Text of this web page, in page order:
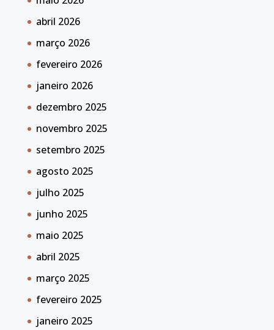
abril 2026
março 2026
fevereiro 2026
janeiro 2026
dezembro 2025
novembro 2025
setembro 2025
agosto 2025
julho 2025
junho 2025
maio 2025
abril 2025
março 2025
fevereiro 2025
janeiro 2025